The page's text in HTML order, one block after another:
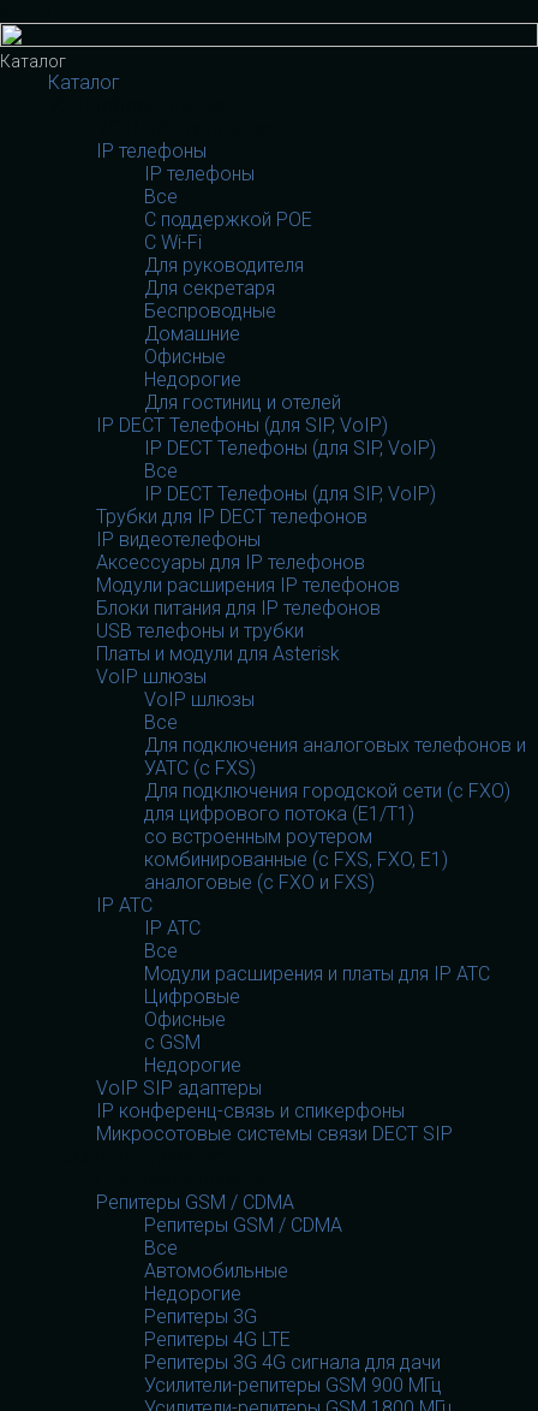
Каталог
Каталог
IP телефоны
IP телефоны
Все
С поддержкой POE
C Wi-Fi
Для руководителя
Для секретаря
Беспроводные
Домашние
Офисные
Недорогие
Для гостиниц и отелей
IP DECT Телефоны (для SIP, VoIP)
IP DECT Телефоны (для SIP, VoIP)
Все
IP DECT Телефоны (для SIP, VoIP)
Трубки для IP DECT телефонов
IP видеотелефоны
Аксессуары для IP телефонов
Модули расширения IP телефонов
Блоки питания для IP телефонов
USB телефоны и трубки
Платы и модули для Asterisk
VoIP шлюзы
VoIP шлюзы
Все
Для подключения аналоговых телефонов и
УАТС (с FXS)
Для подключения городской сети (с FXO)
для цифрового потока (E1/T1)
со встроенным роутером
комбинированные (c FXS, FXO, E1)
аналоговые (с FXO и FXS)
IP АТС
IP АТС
Все
Модули расширения и платы для IP АТС
Цифровые
Офисные
с GSM
Недорогие
VoIP SIP адаптеры
IP конференц-связь и спикерфоны
Микросотовые системы связи DECT SIP
Репитеры GSM / CDMA
Репитеры GSM / CDMA
Все
Автомобильные
Недорогие
Репитеры 3G
Репитеры 4G LTE
Репитеры 3G 4G сигнала для дачи
Усилители-репитеры GSM 900 МГц